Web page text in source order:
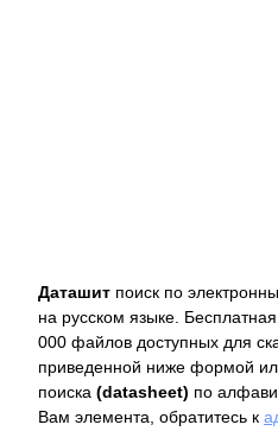
Даташит поиск по
на русском языке.
000 файлов доступных для
приведенной ниже формой
поиска (datasheet) по
Вам элемента, обратитесь к